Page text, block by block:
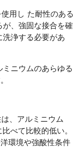
用し た耐性のある
、強固な接合を確
浄する必要があ
ニウムのあらゆる
、アルミニウム
べて比較的低い。
環境や強酸性条件